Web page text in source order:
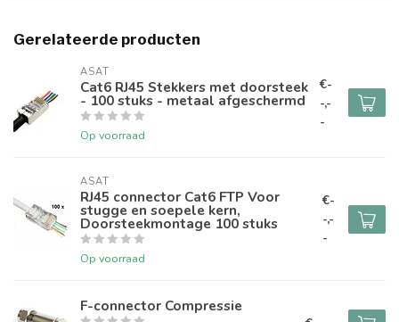
Gerelateerde producten
ASAT
Cat6 RJ45 Stekkers met doorsteek
- 100 stuks - metaal afgeschermd
Op voorraad
€-
-,-
-
ASAT
RJ45 connector Cat6 FTP Voor
stugge en soepele kern,
Doorsteekmontage 100 stuks
Op voorraad
€-
-,-
-
F-connector Compressie